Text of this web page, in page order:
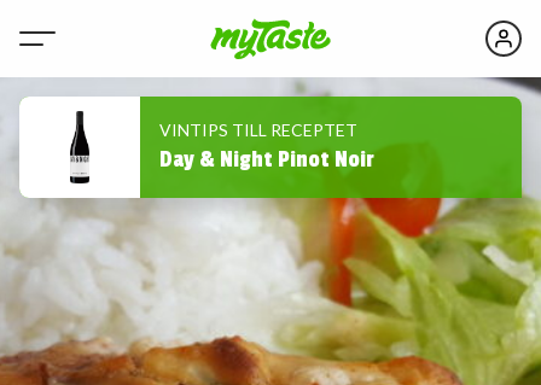
VINTIPS TILL RECEPTET
Day & Night Pinot Noir